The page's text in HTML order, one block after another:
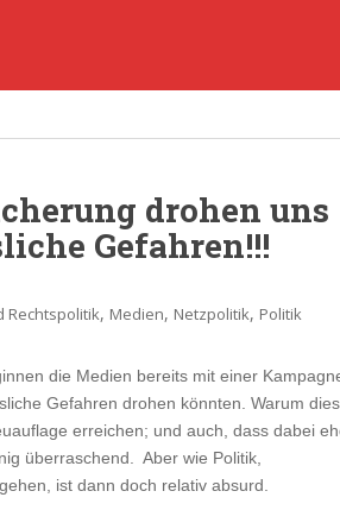
drohen uns
Gefahren!!!
Rechtspolitik, Medien, Netzpolitik, Politik
die Medien bereits mit einer
Gefahren drohen könnten. Warum
erreichen; und auch, dass dabei
überraschend. Aber wie Politik,
ist dann doch relativ absurd.